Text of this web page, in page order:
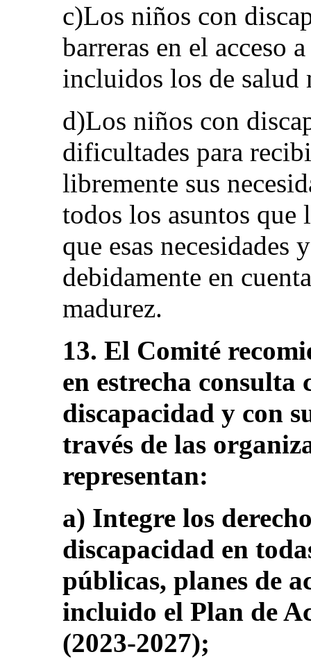
c)Los niños con
barreras en el acceso
incluidos los de salud
d)Los niños con
dificultades para
libremente sus
todos los asuntos que
que esas necesidades
debidamente en
madurez.
13. El Comité
en estrecha consulta
discapacidad y con
través de las
representan:
a) Integre los
discapacidad en
públicas, planes de
incluido el Plan de
(2023-2027);